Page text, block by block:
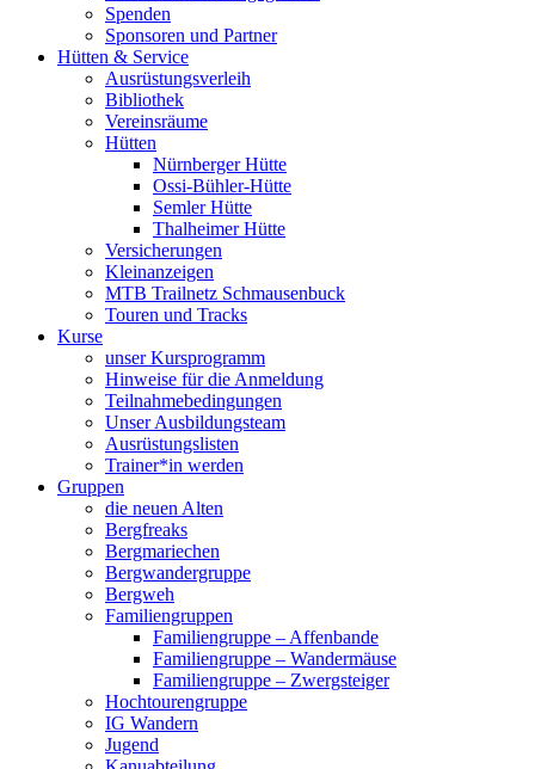
Spenden
Sponsoren und Partner
Hütten & Service
Ausrüstungsverleih
Bibliothek
Vereinsräume
Hütten
Nürnberger Hütte
Ossi-Bühler-Hütte
Semler Hütte
Thalheimer Hütte
Versicherungen
Kleinanzeigen
MTB Trailnetz Schmausenbuck
Touren und Tracks
Kurse
unser Kursprogramm
Hinweise für die Anmeldung
Teilnahmebedingungen
Unser Ausbildungsteam
Ausrüstungslisten
Trainer*in werden
Gruppen
die neuen Alten
Bergfreaks
Bergmariechen
Bergwandergruppe
Bergweh
Familiengruppen
Familiengruppe – Affenbande
Familiengruppe – Wandermäuse
Familiengruppe – Zwergsteiger
Hochtourengruppe
IG Wandern
Jugend